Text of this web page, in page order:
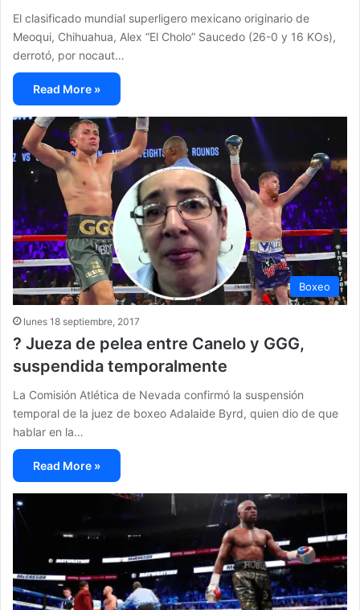
El clasificado mundial superligero mexicano originario de
Meoqui, Chihuahua, Alex “El Cholo” Saucedo (26-0 y 16 KOs),
derrotó, por nocaut…
Read More »
Boxeo
lunes 18 septiembre, 2017
? Jueza de pelea entre Canelo y GGG,
suspendida temporalmente
La Comisión Atlética de Nevada confirmó la suspensión
temporal de la juez de boxeo Adalaide Byrd, quien dio de que
hablar en la…
Read More »